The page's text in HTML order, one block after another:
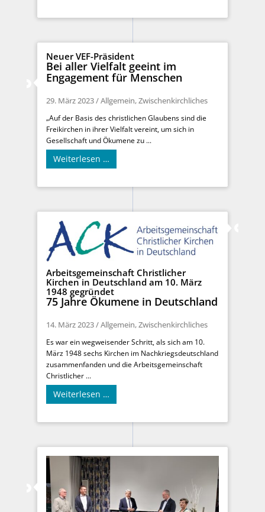
Neuer VEF-Präsident
Bei aller Vielfalt geeint im
Engagement für Menschen
29. März 2023/Allgemein,Zwischenkirchliches
„Auf der Basis des christlichen Glaubens sind die
Freikirchen in ihrer Vielfalt vereint, um sich in
Gesellschaft und Ökumene zu ...
Weiterlesen …
Arbeitsgemeinschaft Christlicher
Kirchen in Deutschland am 10. März
1948 gegründet
75 Jahre Ökumene in Deutschland
14. März 2023/Allgemein,Zwischenkirchliches
Es war ein wegweisender Schritt, als sich am 10.
März 1948 sechs Kirchen im Nachkriegsdeutschland
zusammenfanden und die Arbeitsgemeinschaft
Christlicher ...
Weiterlesen …